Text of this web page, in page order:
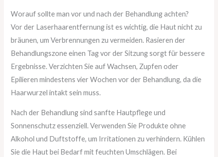
Worauf sollte man vor und nach der Behandlung achten?
Vor der Laserhaarentfernung ist es wichtig, die Haut nicht zu
bräunen, um Verbrennungen zu vermeiden. Rasieren der
Behandlungszone einen Tag vor der Sitzung sorgt für bessere
Ergebnisse. Verzichten Sie auf Wachsen, Zupfen oder
Epilieren mindestens vier Wochen vor der Behandlung, da die
Haarwurzel intakt sein muss.
Nach der Behandlung sind sanfte Hautpflege und
Sonnenschutz essenziell. Verwenden Sie Produkte ohne
Alkohol und Duftstoffe, um Irritationen zu verhindern. Kühlen
Sie die Haut bei Bedarf mit feuchten Umschlägen. Bei